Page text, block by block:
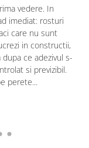
vedere. In
imediat: rosturi
care nu sunt
in constructii,
ce adezivul s-
si previzibil.
perete...